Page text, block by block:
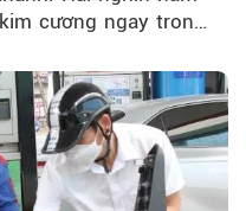
cương ngay trong